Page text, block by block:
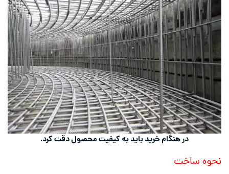
در هنگام خرید باید به کیفیت محصول دقت کرد.
نحوه ساخت